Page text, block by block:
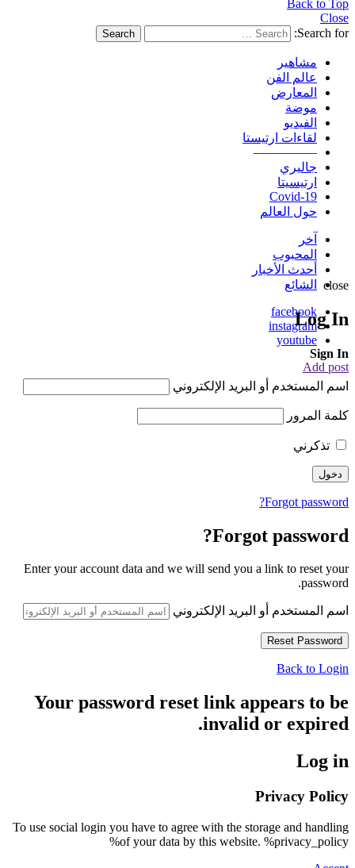
Back to Top
Close
Search for:
Search
مشاهير
عالم الفن
المعارض
موضة
الفيديو
لقاءات ارتيستا
—————
جاليري
ارتيسيتا
Covid-19
حول العالم
آخر
المحبوب
أحدث الأخبار
الشائع
facebook
instagram
youtube
Add post
close
Log In
Sign In
اسم المستخدم أو البريد الإلكتروني
كلمة المرور
تذكرني
Forgot password?
Forgot password?
Enter your account data and we will send you a link to reset your
password.
اسم المستخدم أو البريد الإلكتروني
Back to Login
Your password reset link appears to be
invalid or expired.
Log in
Privacy Policy
To use social login you have to agree with the storage and handling
of your data by this website. %privacy_policy%